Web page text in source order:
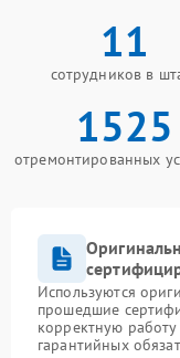
11
сотрудников в
1525
отремонтированных
Используются
прошедшие
корректную
гарантийных